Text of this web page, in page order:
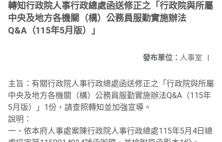
轉知行政院人事行政總處函送修正之「行政院與所屬
中央及地方各機關（構）公務員服勤實施辦法
Q&A（115年5月版）」
發布單位： 人事室 |
主旨：有關行政院人事行政總處函送修正之「行政院與所屬
中央及地方各機關（構）公務員服勤實施辦法Q&A（115年
5月版）」1份，請查照轉知並加強宣導。
說明：
一、依本府人事處案陳行政院人事行政總處115年5月4日總